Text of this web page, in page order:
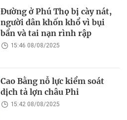
Đường ở Phú Thọ bị cày nát,
người dân khốn khổ vì bụi
bẩn và tai nạn rình rập
15:46 08/08/2025
Cao Bằng nỗ lực kiểm soát
dịch tả lợn châu Phi
15:42 08/08/2025